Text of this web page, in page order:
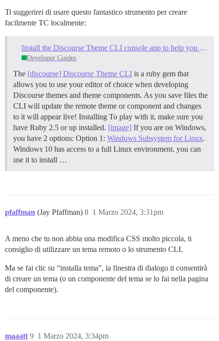
Ti suggerirei di usare questo fantastico strumento per creare
facilmente TC localmente:
Install the Discourse Theme CLI console app to help you build themes
Developer Guides
The [discourse] Discourse Theme CLI is a ruby gem that
allows you to use your editor of choice when developing
Discourse themes and theme components. As you save files the
CLI will update the remote theme or component and changes
to it will appear live! Installing To play with it, make sure you
have Ruby 2.5 or up installed. [image] If you are on Windows,
you have 2 options: Option 1: Windows Subsystem for Linux.
Windows 10 has access to a full Linux environment, you can
use it to install …
pfaffman (Jay Pfaffman) 1 Marzo 2024, 3:31pm
8
A meno che tu non abbia una modifica CSS molto piccola, ti
consiglio di utilizzare un tema remoto o lo strumento CLI.
Ma se fai clic su “installa tema”, la finestra di dialogo ti consentirà
di creare un tema (o un componente del tema se lo fai nella pagina
del componente).
maaatt 1 Marzo 2024, 3:34pm
9